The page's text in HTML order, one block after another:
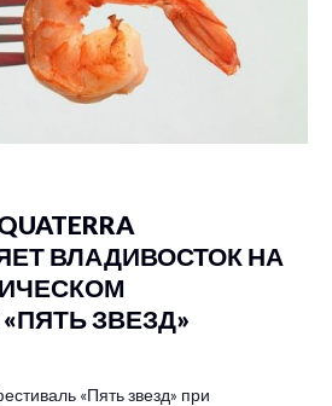
ВЛАДИВОСТОК НА
ЗВЕЗД»
«Пять звезд» при